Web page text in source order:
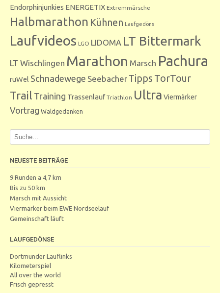
Endorphinjunkies ENERGETIX Extremmärsche
Halbmarathon Kühnen Laufgedöns
Laufvideos LGO LIDOMA LT Bittermark
LT Wischlingen Marathon Marsch Pachura
ruWel Schnadewege Seebacher Tipps TorTour
Trail Training Trassenlauf Triathlon Ultra Viermärker
Vortrag Waldgedanken
NEUESTE BEITRÄGE
9 Runden a 4,7 km
Bis zu 50 km
Marsch mit Aussicht
Viermärker beim EWE Nordseelauf
Gemeinschaft läuft
LAUFGEDÖNSE
Dortmunder Lauflinks
Kilometerspiel
All over the world
Frisch gepresst